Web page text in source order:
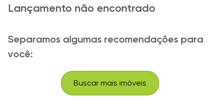
Lançamento não encontrado
Separamos algumas recomendações para
você:
Buscar mais imóveis